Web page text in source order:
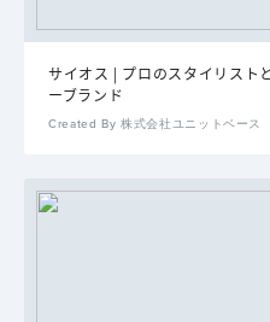
サイオス | プロのスタイリスト
ーブランド
Created By 株式会社ユニットベース